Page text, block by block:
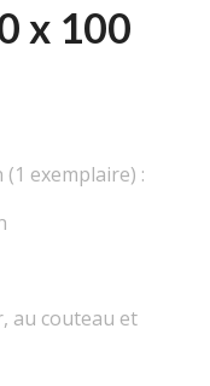
x 100
exemplaire) :
au couteau et